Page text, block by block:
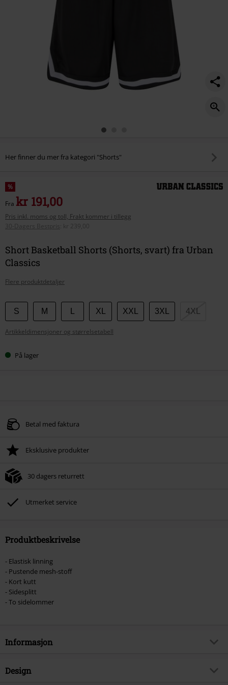
Her finner du mer fra kategori "Shorts"
%
Fra kr 191,00
Pris inkl. moms og toll, Frakt kommer i tillegg
30-Dagers Bestpris
kr 239,00
Short Basketball Shorts (Shorts, svart) fra Urban
Classics
Flere produktdetaljer
Velg
størrelse
S M XL XXL 3XL 4XL
Artikkeldimensjoner og størrelsetabell
På lager
Betal med faktura
Eksklusive produkter
30 dagers returrett
Utmerket service
Produktbeskrivelse
- Elastisk linning
- Pustende mesh-stoff
- Kort kutt
- Sidesplitt
- To sidelommer
Informasjon
Artikkelnummer
Design